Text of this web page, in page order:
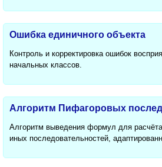
Ошибка единичного объекта
Контроль и корректировка ошибок
начальных классов.
Алгоритм Пифагоровых
Алгоритм выведения формул для
иных последовательностей,